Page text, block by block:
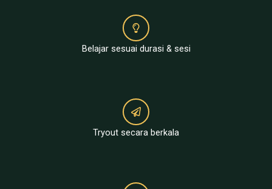
Belajar sesuai durasi & sesi
Tryout secara berkala